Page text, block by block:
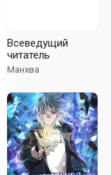
Всеведущий
читатель
Манхва